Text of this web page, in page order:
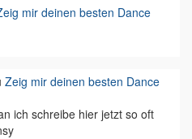
mir deinen besten Dance
Zeig mir deinen besten Dance
ich schreibe hier jetzt so oft